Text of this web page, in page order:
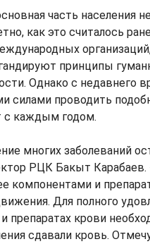
часть населения
как это считалось
принципы
Однако с
силами проводить
с каждым годом.
многих заболеваний
РЦК Бакыт
компонентами и
Для полного
препаратах крови
сдавали кровь.